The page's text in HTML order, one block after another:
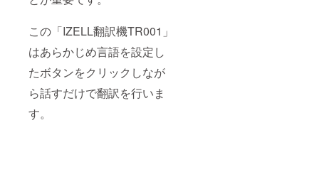
この「IZELL翻訳機TR001」
はあらかじめ言語を設定し
たボタンをクリックしなが
ら話すだけで翻訳を行いま
す。